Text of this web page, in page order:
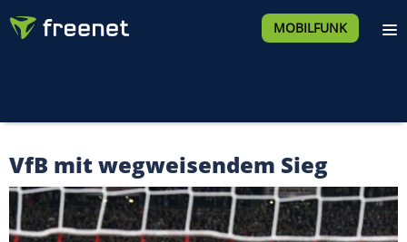
MOBILFUNK
VfB mit wegweisendem Sieg